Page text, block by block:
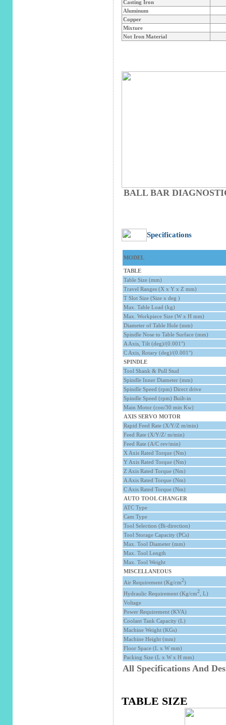
Casting Iron
Aluminum
Copper
Mixture
Not Iron Material
BALL BAR
Specifications
MODEL
TABLE
Table Size (mm)
Travel Ranges (X x Y x Z mm)
T Slot Size (Size x deg )
Max. Table Load (kg)
Max. Workpiece Size (W x H mm)
Diameter of Table Hole (mm)
Spindle Nose to Table Surface (mm)
A Axis, Tilt (deg)/(0.001°)
C Axis, Rotary (deg)/(0.001°)
SPINDLE
Tool Shank & Pull Stud
Spindle Inner Diameter (mm)
Spindle Speed (rpm) Direct drive
Spindle Speed (rpm) Built-in
Main Motor (con/30 min Kw)
AXIS SERVO MOTOR
Rapid Feed Rate (X/Y/Z m/min)
Feed Rate (X/Y/Z/ m/min)
Feed Rate (A/C rev/min)
X Axis Rated Torque (Nm)
Y Axis Rated Torque (Nm)
Z Axis Rated Torque (Nm)
A Axis Rated Torque (Nm)
C Axis Rated Torque (Nm)
AUTO TOOL CHANGER
ATC Type
Cam Type
Tool Selection (Bi-direction)
Tool Storage Capacity (PCs)
Max. Tool Diameter (mm)
Max. Tool Length
Max. Tool Weight
MISCELLANEOUS
Air Requirement (Kg/cm2)
Hydraulic Requirement (Kg/cm2, L)
Voltage
Power Requirement (KVA)
Coolant Tank Capacity (L)
Machine Weight (KGs)
Machine Height (mm)
Floor Space (L x W mm)
Packing Size (L x W x H mm)
All Specifications And
TABLE SIZE